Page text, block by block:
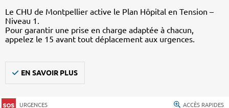
Le CHU de Montpellier active le Plan Hôpital en Tension –
Niveau 1.
Pour garantir une prise en charge adaptée à chacun,
appelez le 15 avant tout déplacement aux urgences.
EN SAVOIR PLUS
URGENCES ACCÈS RAPIDES